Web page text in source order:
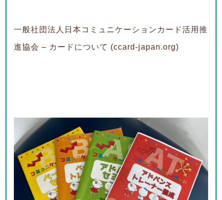
一般社団法人日本コミュニケーションカード活用推
進協会 – カードについて (ccard-japan.org)